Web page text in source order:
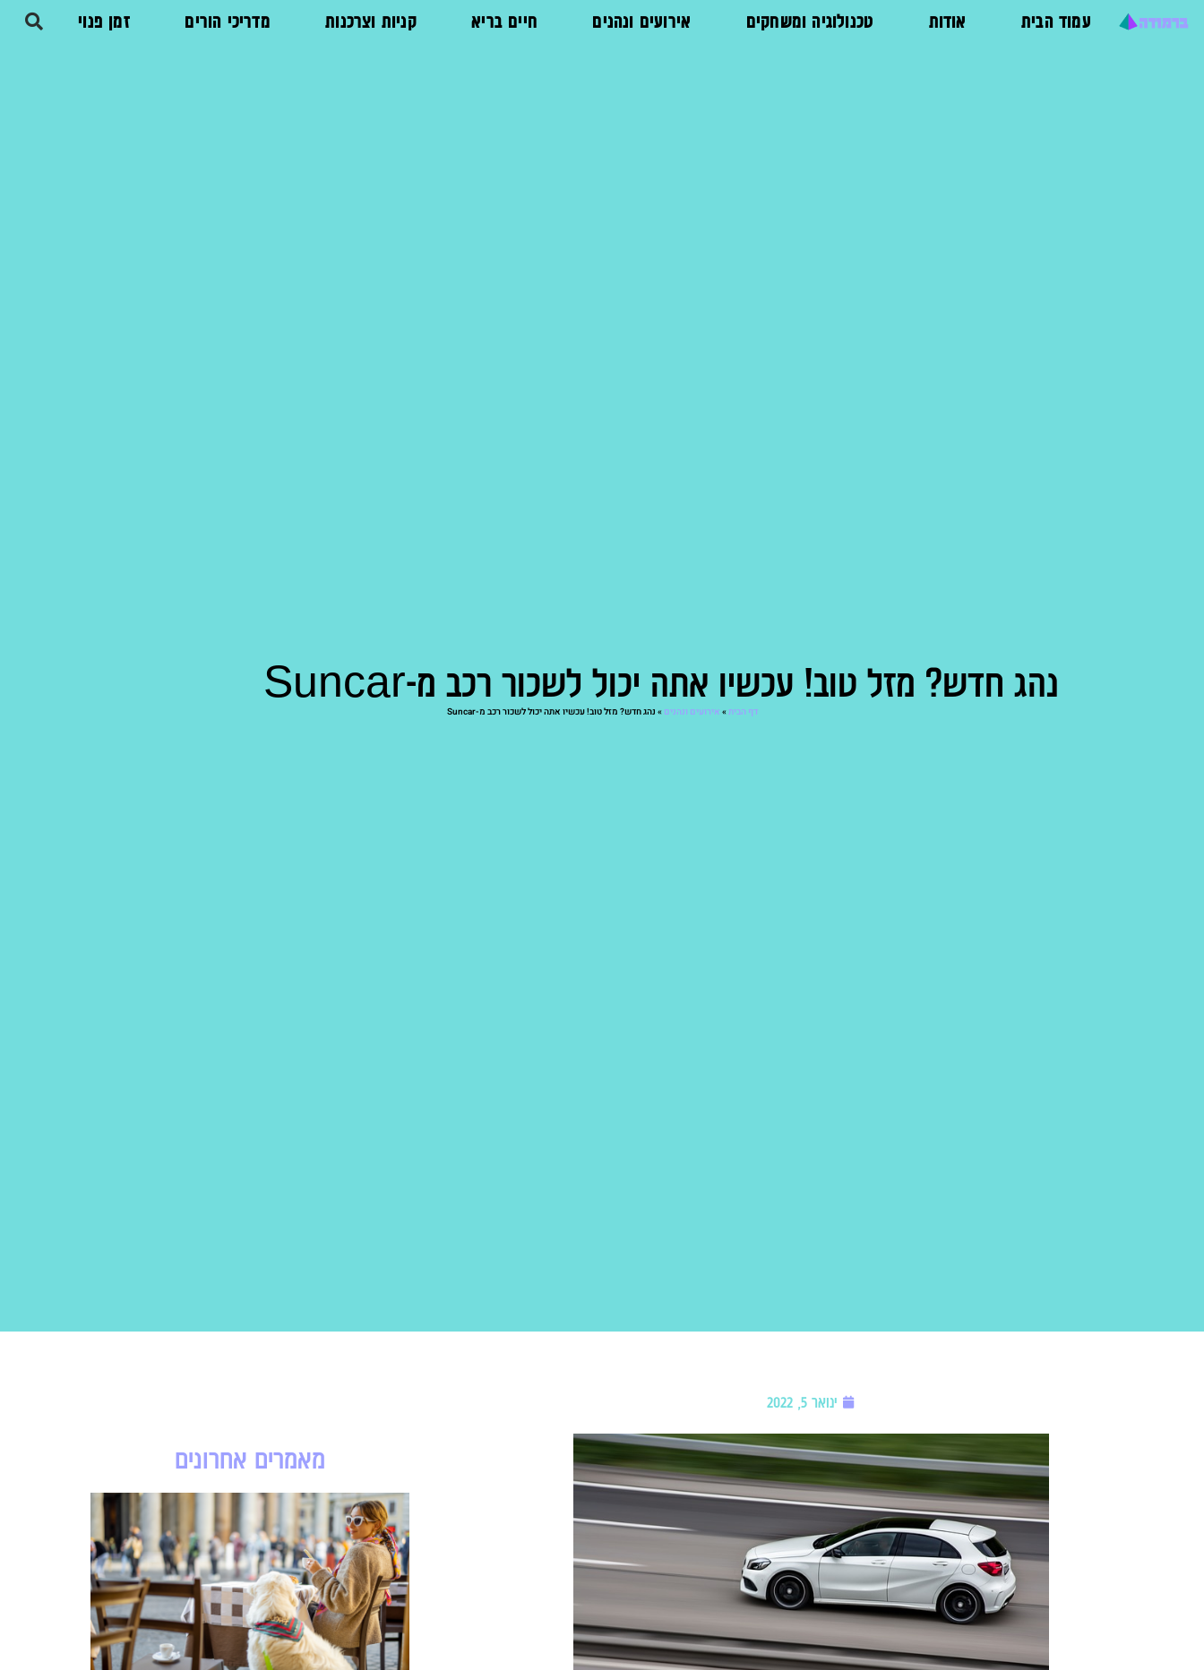
עמוד הבית אודות טכנולוגיה ומשחקים אירועים ונהנים חיים בריא קניות וצרכנות מדריכי הורים זמן פנוי
נהג חדש? מזל טוב! עכשיו אתה יכול לשכור רכב מ-Suncar
דף הבית» אירועים ונהנים » נהג חדש? מזל טוב! עכשיו אתה יכול לשכור רכב מ-Suncar
ינואר 5, 2022
מאמרים אחרונים